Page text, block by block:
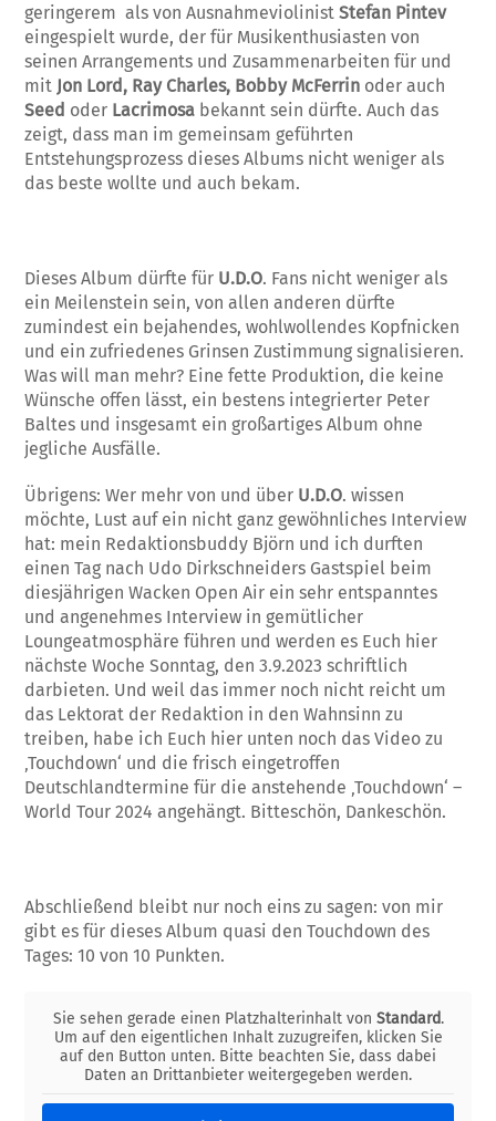
geringerem als von AusnahmeviolinistStefan Pintev
eingespielt wurde, der für Musikenthusiasten von
seinen Arrangements und Zusammenarbeiten für und
mit Jon Lord, Ray Charles, Bobby McFerrin oder auch
Seed oder Lacrimosa bekannt sein dürfte. Auch das
zeigt, dass man im gemeinsam geführten
Entstehungsprozess dieses Albums nicht weniger als
das beste wollte und auch bekam.
Dieses Album dürfte für U.D.O. Fans nicht weniger als
ein Meilenstein sein, von allen anderen dürfte
zumindest ein bejahendes, wohlwollendes Kopfnicken
und ein zufriedenes Grinsen Zustimmung signalisieren.
Was will man mehr? Eine fette Produktion, die keine
Wünsche offen lässt, ein bestens integrierter Peter
Baltes und insgesamt ein großartiges Album ohne
jegliche Ausfälle.
Übrigens: Wer mehr von und über U.D.O. wissen
möchte, Lust auf ein nicht ganz gewöhnliches Interview
hat: mein Redaktionsbuddy Björn und ich durften
einen Tag nach Udo Dirkschneiders Gastspiel beim
diesjährigen Wacken Open Air ein sehr entspanntes
und angenehmes Interview in gemütlicher
Loungeatmosphäre führen und werden es Euch hier
nächste Woche Sonntag, den 3.9.2023 schriftlich
darbieten. Und weil das immer noch nicht reicht um
das Lektorat der Redaktion in den Wahnsinn zu
treiben, habe ich Euch hier unten noch das Video zu
‚Touchdown‘ und die frisch eingetroffen
Deutschlandtermine für die anstehende ‚Touchdown‘ –
World Tour 2024 angehängt. Bitteschön, Dankeschön.
Abschließend bleibt nur noch eins zu sagen: von mir
gibt es für dieses Album quasi den Touchdown des
Tages: 10 von 10 Punkten.
Sie sehen gerade einen Platzhalterinhalt von Standard.
Um auf den eigentlichen Inhalt zuzugreifen, klicken Sie
auf den Button unten. Bitte beachten Sie, dass dabei
Daten an Drittanbieter weitergegeben werden.